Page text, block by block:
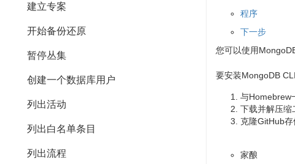
建立专案
开始备份还原
暂停丛集
创建一个数据库用户
列出活动
列出白名单条目
列出流程
程序
下一步
您可以使用
要安装MongoDB
与Homebrew
下载并解压缩
克隆GitHub存
家酿